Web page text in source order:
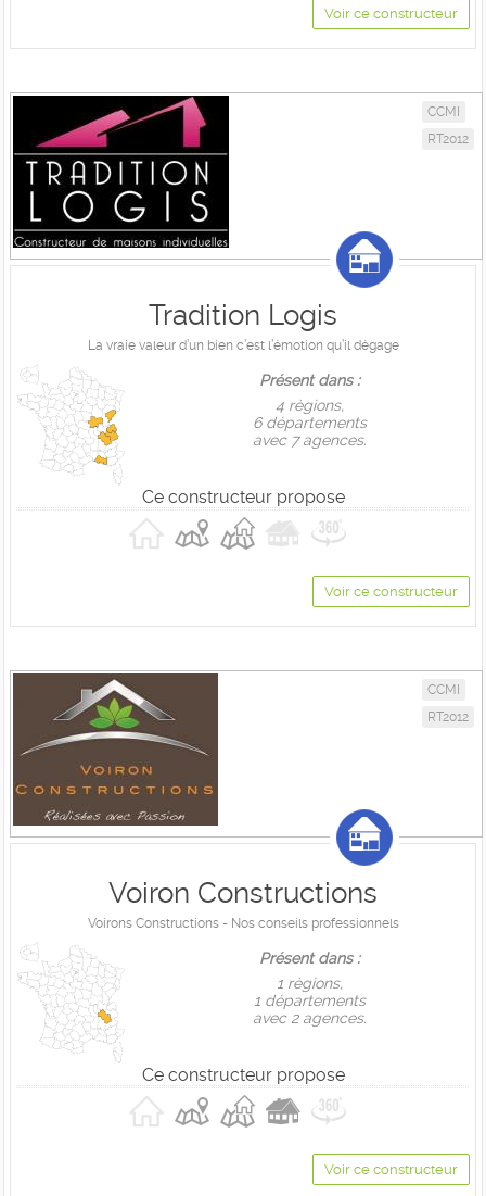
Voir ce constructeur
CCMI
RT2012
Tradition Logis
La vraie valeur d’un bien c’est l’émotion qu’il dégage
Présent dans :
4 règions,
6 départements
avec 7 agences.
Ce constructeur propose
Voir ce constructeur
CCMI
RT2012
Voiron Constructions
Voirons Constructions - Nos conseils professionnels
Présent dans :
1 règions,
1 départements
avec 2 agences.
Ce constructeur propose
Voir ce constructeur